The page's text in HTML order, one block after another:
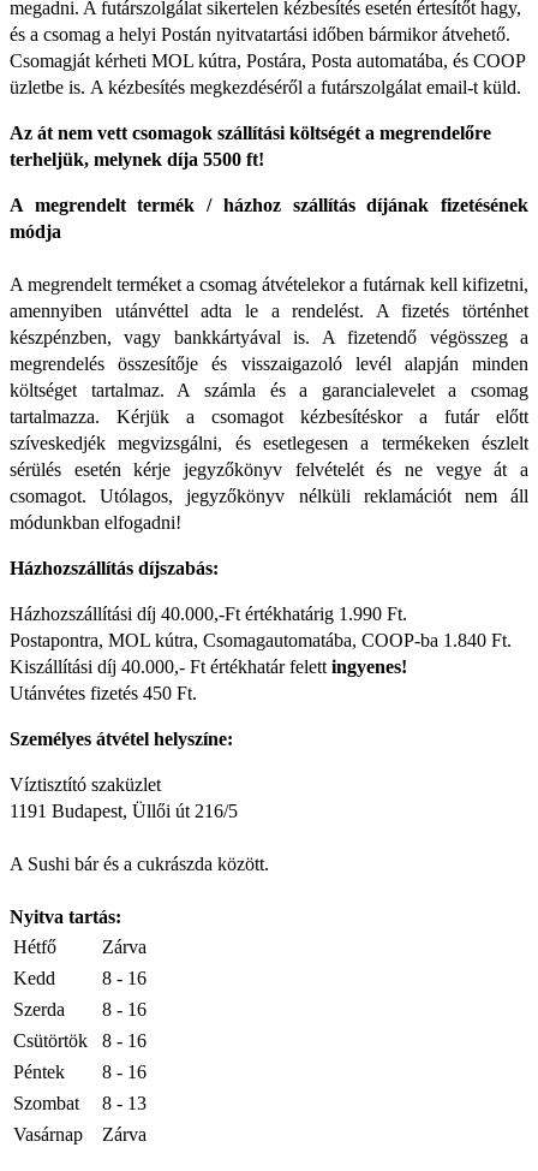
megadni. A futárszolgálat sikertelen kézbesítés esetén értesítőt hagy,
és a csomag a helyi Postán nyitvatartási időben bármikor átvehető.
Csomagját kérheti MOL kútra, Postára, Posta automatába, és COOP
üzletbe is. A kézbesítés megkezdéséről a futárszolgálat email-t küld.
Az át nem vett csomagok szállítási költségét a megrendelőre
terheljük, melynek díja 5500 ft!
A megrendelt termék / házhoz szállítás díjának fizetésének
módja
A megrendelt terméket a csomag átvételekor a futárnak kell kifizetni,
amennyiben utánvéttel adta le a rendelést. A fizetés történhet
készpénzben, vagy bankkártyával is. A fizetendő végösszeg a
megrendelés összesítője és visszaigazoló levél alapján minden
költséget tartalmaz. A számla és a garancialevelet a csomag
tartalmazza. Kérjük a csomagot kézbesítéskor a futár előtt
szíveskedjék megvizsgálni, és esetlegesen a termékeken észlelt
sérülés esetén kérje jegyzőkönyv felvételét és ne vegye át a
csomagot. Utólagos, jegyzőkönyv nélküli reklamációt nem áll
módunkban elfogadni!
Házhozszállítás díjszabás:
Házhozszállítási díj 40.000,-Ft értékhatárig 1.990 Ft.
Postapontra, MOL kútra, Csomagautomatába, COOP-ba 1.840 Ft.
Kiszállítási díj 40.000,- Ft értékhatár felett ingyenes!
Utánvétes fizetés 450 Ft.
Személyes átvétel helyszíne:
Víztisztító szaküzlet
1191 Budapest, Üllői út 216/5
A Sushi bár és a cukrászda között.
Nyitva tartás:
Hétfő
Zárva
Kedd
8 - 16
Szerda
8 - 16
Csütörtök
8 - 16
Péntek
8 - 16
Szombat
8 - 13
Vasárnap
Zárva